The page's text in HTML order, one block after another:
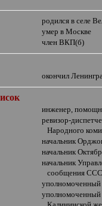
родился в селе
умер в Москве
член ВКП(б)
окончил
инженер,
ревизор-
Народного
начальник
начальник
начальник
сообщения
уполномоченный
уполномоченный